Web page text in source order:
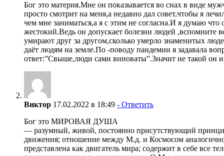
Бог это материя.Мне он показывается во снах в виде
просто смотрит на меня,а недавно дал совет,чтобы я
чем мне заниматься,а я с этим не согласна.И я думаю
жестокий.Ведь он допускает болезни людей ,вспомните
умирают друг за другом,сколько умерло знаменитых
даёт людям на земле.По -поводу пандемии я задавала
ответ:”Свыше,люди сами виноваты”.Значит не такой он
Виктор 17.02.2022 в 18:49 - Ответить
Бог это МИРОВАЯ ДУША
— разумный, живой, постоянно присутствующий
движения; отношение между М.д. и Космосом
представлена как двигатель мира; содержит в себе все